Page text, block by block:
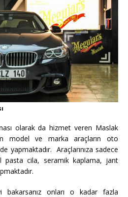
olarak da hizmet veren Maslak
model ve marka araçların oto
yapmaktadır. Araçlarınıza sadece
pasta cila, seramik kaplama, jant
bakarsanız onları o kadar fazla